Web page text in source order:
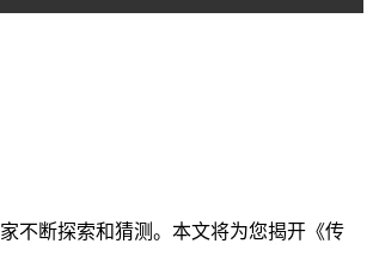
不断探索和猜测。本文将为您揭开《传